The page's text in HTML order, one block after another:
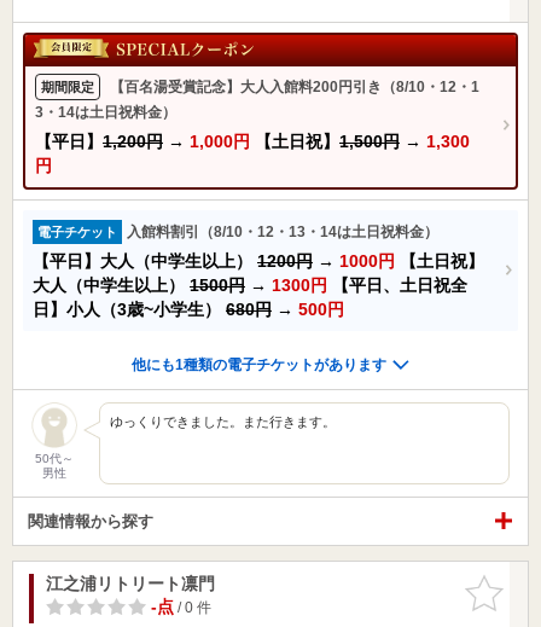
期間限定
【百名湯受賞記念】大人入館料200円引き（8/10・12・1
3・14は土日祝料金）
【平日】 1,200円 → 1,000円 【土日祝】 1,500円 → 1,300
円
電子チケット 入館料割引（8/10・12・13・14は土日祝料金）
【平日】大人（中学生以上） 1200円 → 1000円
【土日祝】
大人（中学生以上） 1500円 → 1300円
【平日、土日祝全
日】小人（3歳~小学生） 680円 → 500円
他にも1種類の電子チケットがあります
50代～
男性
ゆっくりできました。また行きます。
関連情報から探す
お気に入
りに追加
江之浦リトリート凛門
-点/ 0 件